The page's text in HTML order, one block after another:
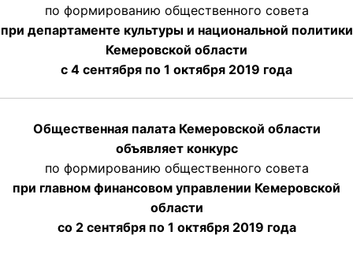
по формированию общественного совета
при департаменте культуры и национальной политики
Кемеровской области
с 4 сентября по 1 октября 2019 года
Общественная палата Кемеровской области
объявляет конкурс
по формированию общественного совета
при главном финансовом управлении Кемеровской
области
со 2 сентября по 1 октября 2019 года